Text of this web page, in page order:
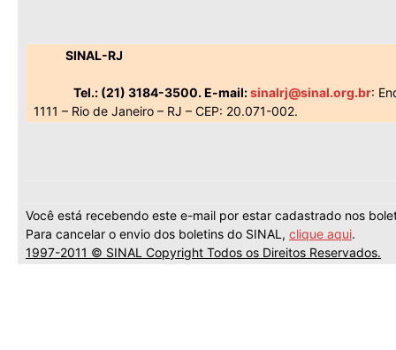
SINAL-RJ
Tel.: (21) 3184-3500. E-mail:sinalrj@sinal.org.br:
1111 – Rio de Janeiro – RJ – CEP: 20.071-002.
Você está recebendo este e-mail por estar cadastrado nos
Para cancelar o envio dos boletins do SINAL, clique aqui.
1997-2011 © SINAL Copyright Todos os Direitos Reservados.